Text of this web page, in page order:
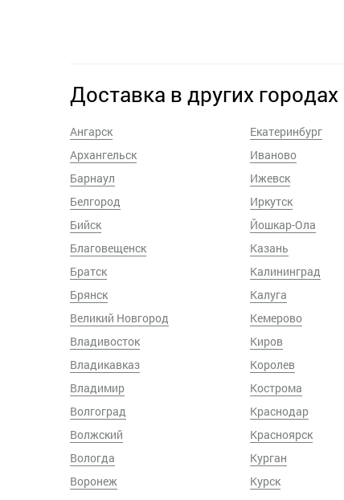
Доставка в других городах
Ангарск
Архангельск
Барнаул
Белгород
Бийск
Благовещенск
Братск
Брянск
Великий Новгород
Владивосток
Владикавказ
Владимир
Волгоград
Волжский
Вологда
Воронеж
Екатеринбург
Иваново
Ижевск
Иркутск
Йошкар-Ола
Казань
Калининград
Калуга
Кемерово
Киров
Королев
Кострома
Краснодар
Красноярск
Курган
Курск